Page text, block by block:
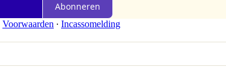
Abonneren
Voorwaarden ∙ Incassomelding